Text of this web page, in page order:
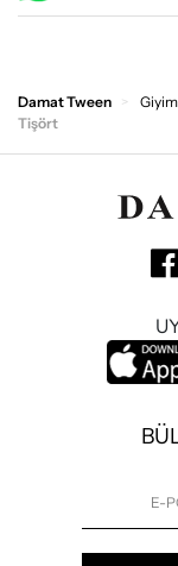
Damat Tween Giyim
Tişört